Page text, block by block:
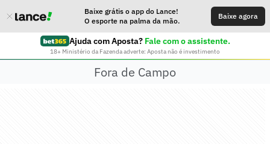
Baixe grátis o app do Lance!
O esporte na palma da mão.
Baixe agora
Ajuda com Aposta? Fale com o assistente.
18+ Ministério da Fazenda adverte: Aposta não é investimento
Fora de Campo